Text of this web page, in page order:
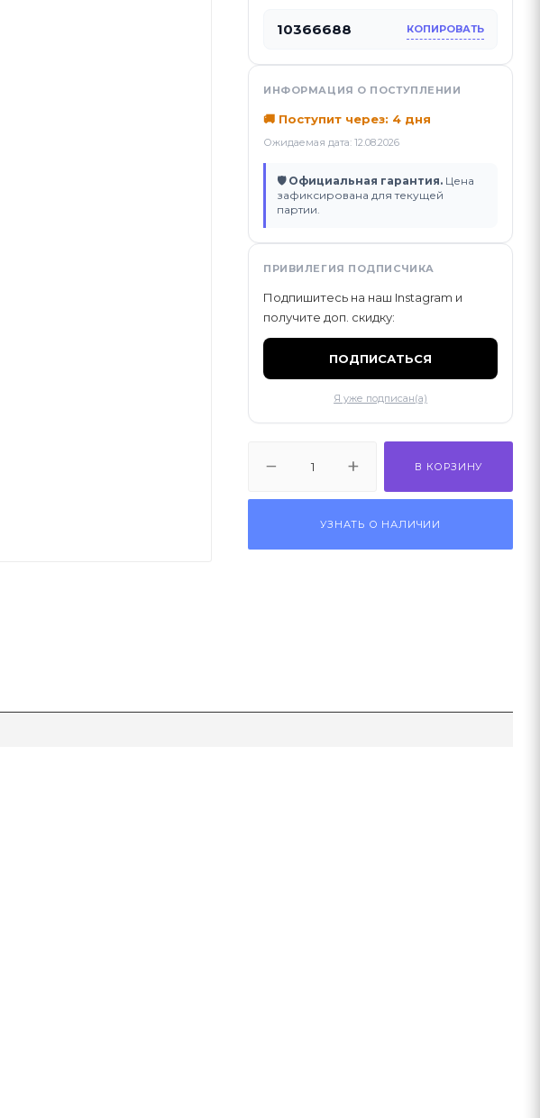
10366688 КОПИРОВАТЬ
ИНФОРМАЦИЯ О ПОСТУПЛЕНИИ
🚚 Поступит через: 4 дня
Ожидаемая дата: 12.08.2026
🛡 Официальная гарантия. Цена
зафиксирована для текущей
партии.
ПРИВИЛЕГИЯ ПОДПИСЧИКА
Подпишитесь на наш Instagram и
получите доп. скидку:
ПОДПИСАТЬСЯ
Я уже подписан(а)
В КОРЗИНУ
УЗНАТЬ О НАЛИЧИИ